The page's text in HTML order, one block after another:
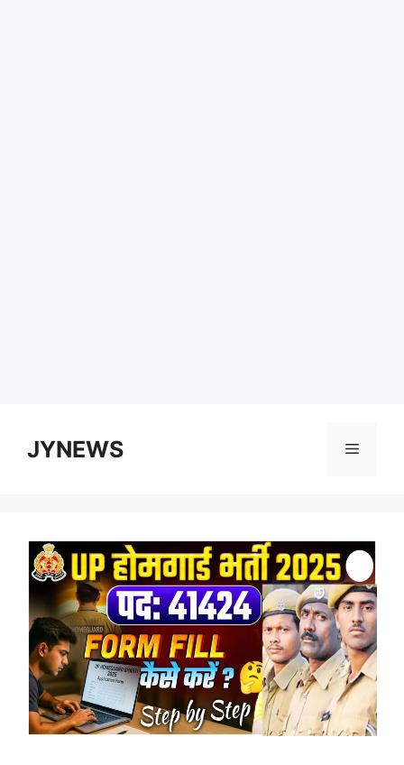
contentJYNEWS Menu